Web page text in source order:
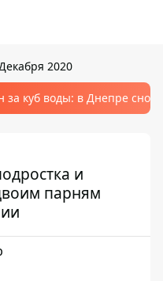
2020
за куб воды: в Днепре
и
парням